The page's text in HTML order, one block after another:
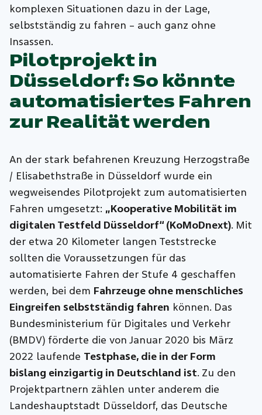
komplexen Situationen dazu in der Lage,
selbstständig zu fahren – auch ganz ohne
Insassen.
Pilotprojekt in
Düsseldorf: So könnte
automatisiertes Fahren
zur Realität werden
An der stark befahrenen Kreuzung Herzogstraße
/ Elisabethstraße in Düsseldorf wurde ein
wegweisendes Pilotprojekt zum automatisierten
Fahren umgesetzt: „Kooperative Mobilität im
digitalen Testfeld Düsseldorf“ (KoMoDnext). Mit
der etwa 20 Kilometer langen Teststrecke
sollten die Voraussetzungen für das
automatisierte Fahren der Stufe 4 geschaffen
werden, bei dem Fahrzeuge ohne menschliches
Eingreifen selbstständig fahren können. Das
Bundesministerium für Digitales und Verkehr
(BMDV) förderte die von Januar 2020 bis März
2022 laufende Testphase, die in der Form
bislang einzigartig in Deutschland ist. Zu den
Projektpartnern zählen unter anderem die
Landeshauptstadt Düsseldorf, das Deutsche